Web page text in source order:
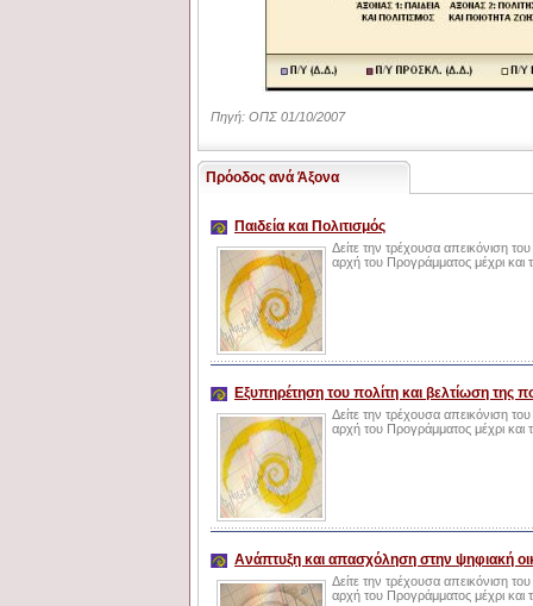
Πηγή: ΟΠΣ 01/10/2007
Πρόοδος ανά Άξονα
Παιδεία και Πολιτισμός
Δείτε την τρέχουσα απεικόνιση
αρχή του Προγράμματος μέχρι και
Εξυπηρέτηση του πολίτη και βελτίωση της
Δείτε την τρέχουσα απεικόνιση
αρχή του Προγράμματος μέχρι και
Ανάπτυξη και απασχόληση στην ψηφιακή
Δείτε την τρέχουσα απεικόνιση
αρχή του Προγράμματος μέχρι και